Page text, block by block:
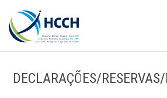
DECLARAÇÕES/